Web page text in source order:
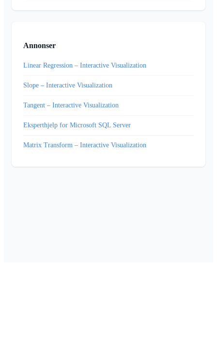
Annonser
Linear Regression – Interactive Visualization
Slope – Interactive Visualization
Tangent – Interactive Visualization
Eksperthjelp for Microsoft SQL Server
Matrix Transform – Interactive Visualization